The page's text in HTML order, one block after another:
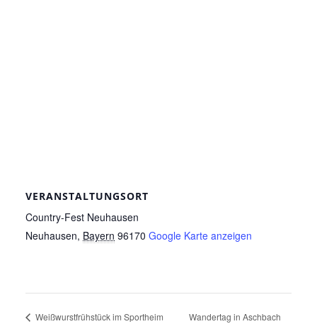
VERANSTALTUNGSORT
Country-Fest Neuhausen
Neuhausen, Bayern 96170 Google Karte anzeigen
Weißwurstfrühstück im Sportheim
Wandertag in Aschbach